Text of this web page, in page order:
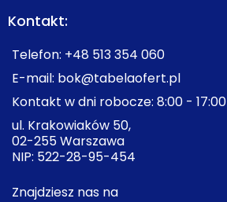
Kontakt:
Telefon: +48 513 354 060
E-mail: bok@tabelaofert.pl
Kontakt w dni robocze: 8:00 - 17:00
ul. Krakowiaków 50,
02-255 Warszawa
NIP: 522-28-95-454
Znajdziesz nas na